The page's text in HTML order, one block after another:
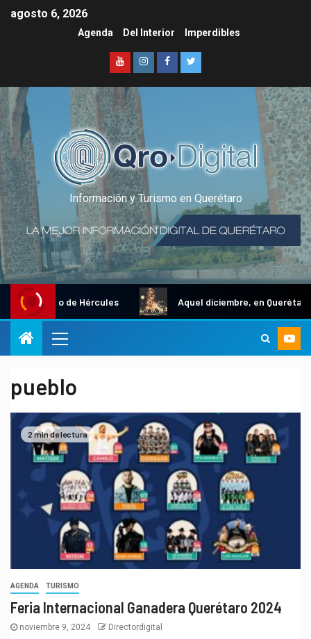
agosto 6, 2026
Agenda Del Interior Imperdibles
Información y Turismo en Querétaro
Gallo de Hércules Aquel diciembre, en Querétaro
pueblo
2 min de lectura
AGENDA TURISMO
Feria Internacional Ganadera Querétaro 2024
noviembre 9, 2024 Directordigital